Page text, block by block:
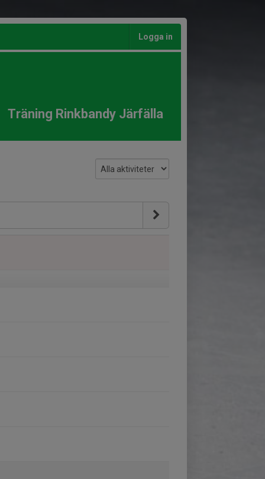
Logga in
Träning Rinkbandy Järfälla